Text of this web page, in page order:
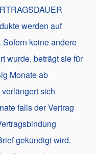
werden auf
keine andere
wurde, beträgt sie für
Monate ab
sich
falls der Vertrag
gekündigt wird.